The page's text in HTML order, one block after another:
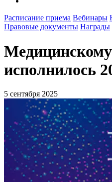
Расписание приема Вебинары
Правовые документы Награды
исполнилось
5 сентября 2025